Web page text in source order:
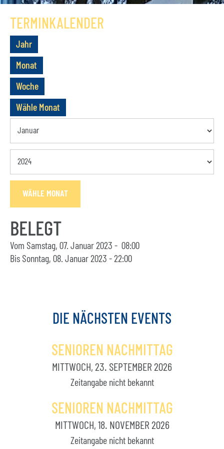
GESCHICHTE
VEREIN
TERMINKALENDER
Jahr
Monat
Woche
Wähle Monat
WÄHLE MONAT
BELEGT
Vom Samstag, 07. Januar 2023 - 08:00
Bis Sonntag, 08. Januar 2023 - 22:00
DIE NÄCHSTEN EVENTS
SENIOREN NACHMITTAG
MITTWOCH, 23. SEPTEMBER 2026
Zeitangabe nicht bekannt
SENIOREN NACHMITTAG
MITTWOCH, 18. NOVEMBER 2026
Zeitangabe nicht bekannt